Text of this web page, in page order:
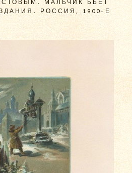
МАЛЬЧИК БЬЕТ
РОССИЯ, 1900-Е